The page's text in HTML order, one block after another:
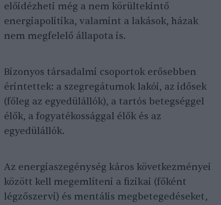
előidézheti még a nem körültekintő
energiapolitika, valamint a lakások, házak
nem megfelelő állapota is.
Bizonyos társadalmi csoportok erősebben
érintettek: a szegregátumok lakói, az idősek
(főleg az egyedülállók), a tartós betegséggel
élők, a fogyatékossággal élők és az
egyedülállók.
Az energiaszegénység káros következményei
között kell megemlíteni a fizikai (főként
légzőszervi) és mentális megbetegedéseket,